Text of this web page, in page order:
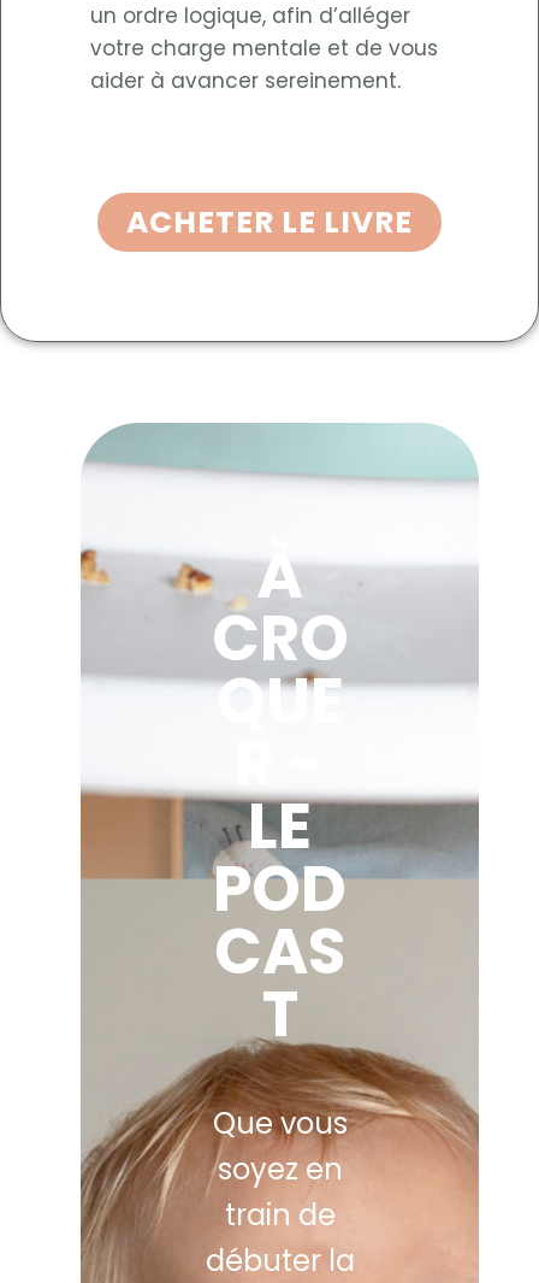
un ordre logique, afin d’alléger
votre charge mentale et de vous
aider à avancer sereinement.
ACHETER LE LIVRE
À
CRO
QUE
LE
POD
CAS
T
Que vous
soyez en
train de
débuter la